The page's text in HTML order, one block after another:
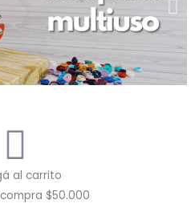
al carrito
$50.000